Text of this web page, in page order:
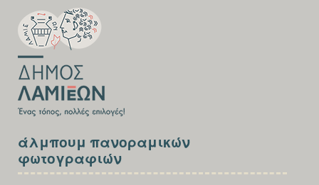
FOOTER-
FIRST
SECTION
FOOTER-
THIRD
άλμπουμ πανοραμικών
φωτογραφιών